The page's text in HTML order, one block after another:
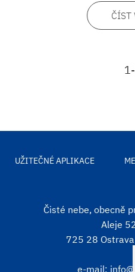
ČÍST
UŽITEČNÉ APLIKACE
Čisté nebe, obecně
Aleje
725 28
e-mail: